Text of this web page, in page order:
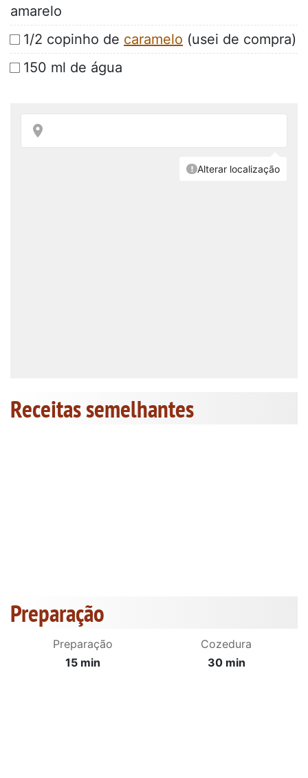
amarelo
1/2 copinho de caramelo (usei de compra)
150 ml de água
Receitas semelhantes
Preparação
Preparação
15 min
Cozedura
30 min